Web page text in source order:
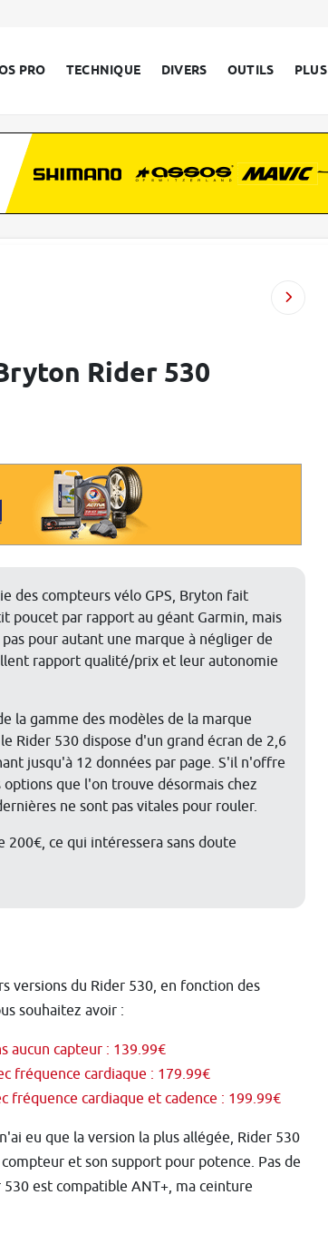
PRO TECHNIQUE DIVERS OUTILS PLUS
Rider 530
des compteurs vélo GPS, Bryton fait
poucet par rapport au géant Garmin, mais
pour autant une marque à négliger de
rapport qualité/prix et leur autonomie
la gamme des modèles de la marque
Rider 530 dispose d'un grand écran de 2,6
jusqu'à 12 données par page. S'il n'offre
options que l'on trouve désormais chez
ne sont pas vitales pour rouler.
200€, ce qui intéressera sans doute
versions du Rider 530, en fonction des
souhaitez avoir :
aucun capteur : 139.99€
fréquence cardiaque : 179.99€
fréquence cardiaque et cadence : 199.99€
eu que la version la plus allégée, Rider 530
et son support pour potence. Pas de
est compatible ANT+, ma ceinture